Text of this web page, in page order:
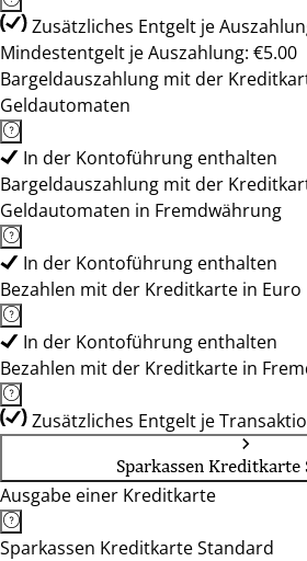
Zusätzliches Entgelt je
Mindestentgelt je Auszahlung: €5.00
Bargeldauszahlung mit der
Geldautomaten
In der Kontoführung enthalten
Bargeldauszahlung mit der
Geldautomaten in Fremdwährung
In der Kontoführung enthalten
Bezahlen mit der Kreditkarte in Euro
In der Kontoführung enthalten
Bezahlen mit der Kreditkarte in
Zusätzliches Entgelt je
Sparkassen Kreditkarte
Ausgabe einer Kreditkarte
Sparkassen Kreditkarte Standard